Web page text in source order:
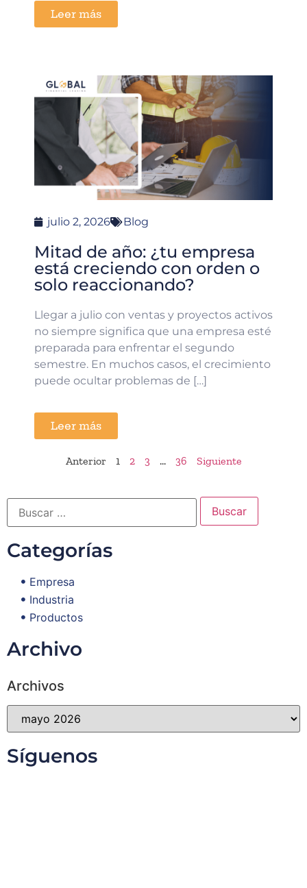
Leer más
julio 2, 2026 Blog
Mitad de año: ¿tu empresa
está creciendo con orden o
solo reaccionando?
Llegar a julio con ventas y proyectos activos
no siempre significa que una empresa esté
preparada para enfrentar el segundo
semestre. En muchos casos, el crecimiento
puede ocultar problemas de […]
Leer más
Anterior 1 2 3 … 36 Siguiente
Categorías
Empresa
Industria
Productos
Archivo
Archivos
Síguenos